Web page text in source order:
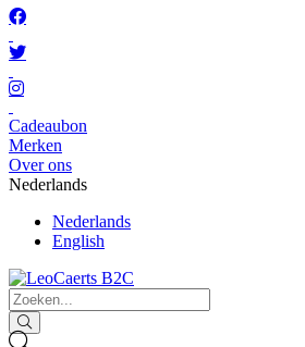
Cadeaubon
Merken
Over ons
Nederlands
Nederlands
English